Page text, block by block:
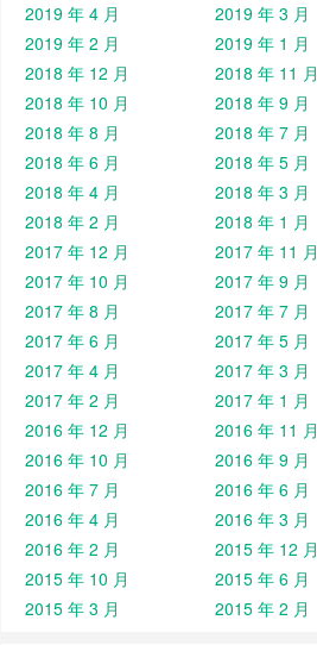
2019 年 4 月
2019 年 3 月
2019 年 2 月
2019 年 1 月
2018 年 12 月
2018 年 11 月
2018 年 10 月
2018 年 9 月
2018 年 8 月
2018 年 7 月
2018 年 6 月
2018 年 5 月
2018 年 4 月
2018 年 3 月
2018 年 2 月
2018 年 1 月
2017 年 12 月
2017 年 11 月
2017 年 10 月
2017 年 9 月
2017 年 8 月
2017 年 7 月
2017 年 6 月
2017 年 5 月
2017 年 4 月
2017 年 3 月
2017 年 2 月
2017 年 1 月
2016 年 12 月
2016 年 11 月
2016 年 10 月
2016 年 9 月
2016 年 7 月
2016 年 6 月
2016 年 4 月
2016 年 3 月
2016 年 2 月
2015 年 12 月
2015 年 10 月
2015 年 6 月
2015 年 3 月
2015 年 2 月